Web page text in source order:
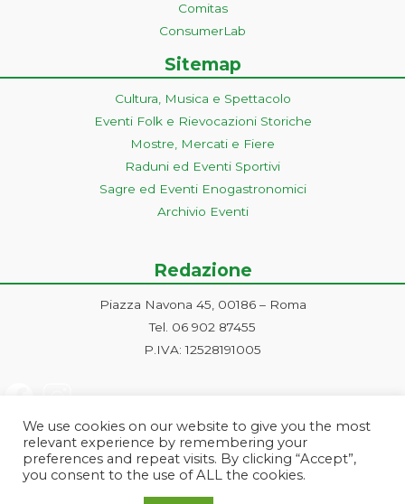
Comitas
ConsumerLab
Sitemap
Cultura, Musica e Spettacolo
Eventi Folk e Rievocazioni Storiche
Mostre, Mercati e Fiere
Raduni ed Eventi Sportivi
Sagre ed Eventi Enogastronomici
Archivio Eventi
Redazione
Piazza Navona 45, 00186 – Roma
Tel. 06 902 87455
P.IVA: 12528191005
We use cookies on our website to give you the most
relevant experience by remembering your
preferences and repeat visits. By clicking “Accept”,
you consent to the use of ALL the cookies.